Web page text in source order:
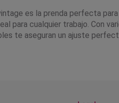
es la prenda perfecta
para cualquier trabajo. Con
te aseguran un ajuste